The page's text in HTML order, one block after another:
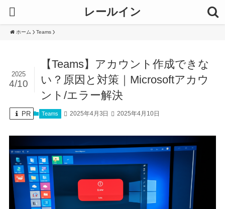
レールイン
ホーム Teams
【Teams】アカウント作成できな
い？原因と対策｜Microsoftアカウ
ント/エラー解決
2025
4/10
PR Teams 2025年4月3日 2025年4月10日